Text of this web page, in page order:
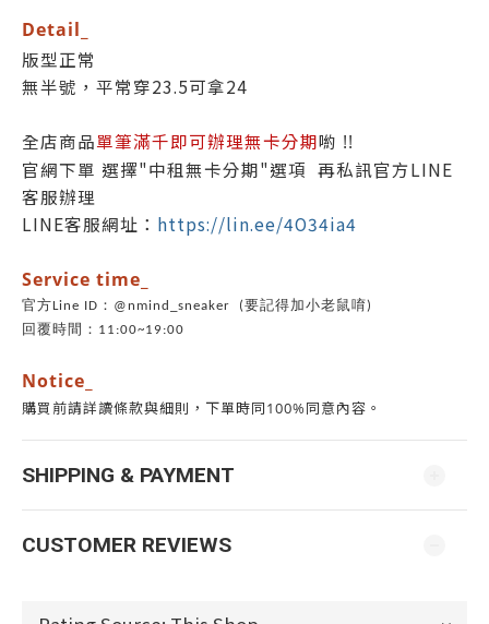
Detail_
版型正常
無半號，平常穿23.5可拿24
全店商品單筆滿千即可辦理無卡分期喲 !!
官網下單 選擇"中租無卡分期"選項 再私訊官方LINE
客服辦理
LINE客服網址： https://lin.ee/4O34ia4
Service time_
官方Line ID：@nmind_sneaker (要記得加小老鼠唷)
回覆時間：11:00~19:00
Notice_
購買前請詳讀條款與細則，下單時同100%同意內容。
SHIPPING & PAYMENT
CUSTOMER REVIEWS